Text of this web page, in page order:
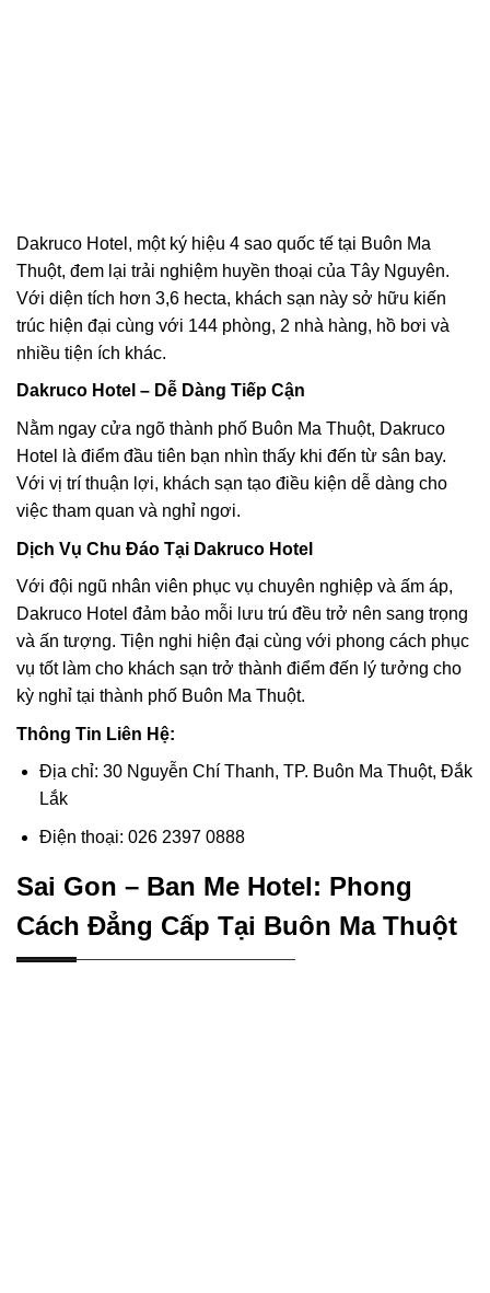
Dakruco Hotel, một ký hiệu 4 sao quốc tế tại Buôn Ma
Thuột, đem lại trải nghiệm huyền thoại của Tây Nguyên.
Với diện tích hơn 3,6 hecta, khách sạn này sở hữu kiến
trúc hiện đại cùng với 144 phòng, 2 nhà hàng, hồ bơi và
nhiều tiện ích khác.
Dakruco Hotel – Dễ Dàng Tiếp Cận
Nằm ngay cửa ngõ thành phố Buôn Ma Thuột, Dakruco
Hotel là điểm đầu tiên bạn nhìn thấy khi đến từ sân bay.
Với vị trí thuận lợi, khách sạn tạo điều kiện dễ dàng cho
việc tham quan và nghỉ ngơi.
Dịch Vụ Chu Đáo Tại Dakruco Hotel
Với đội ngũ nhân viên phục vụ chuyên nghiệp và ấm áp,
Dakruco Hotel đảm bảo mỗi lưu trú đều trở nên sang trọng
và ấn tượng. Tiện nghi hiện đại cùng với phong cách phục
vụ tốt làm cho khách sạn trở thành điểm đến lý tưởng cho
kỳ nghỉ tại thành phố Buôn Ma Thuột.
Thông Tin Liên Hệ:
Địa chỉ: 30 Nguyễn Chí Thanh, TP. Buôn Ma Thuột, Đắk
Lắk
Điện thoại: 026 2397 0888
Sai Gon – Ban Me Hotel: Phong
Cách Đẳng Cấp Tại Buôn Ma Thuột